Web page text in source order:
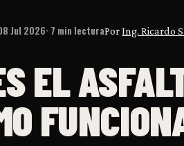
Jul 2026· 7 min lecturaPorIng. Ricardo
EL